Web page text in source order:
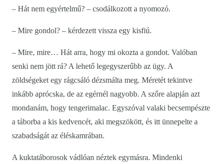
– Hát nem egyértelmű? – csodálkozott a nyomozó.
– Mire gondol? – kérdezett vissza egy kisfiú.
– Mire, mire… Hát arra, hogy mi okozta a gondot. Valóban
senki nem jött rá? A lehető legegyszerűbb az ügy. A
zöldségeket egy rágcsáló dézsmálta meg. Méretét tekintve
inkább aprócska, de az egérnél nagyobb. A szőre alapján azt
mondanám, hogy tengerimalac. Egyszóval valaki becsempészte
a táborba a kis kedvencét, aki megszökött, és itt ünnepelte a
szabadságát az éléskamrában.
A kuktatáborosok vádlóan néztek egymásra. Mindenki